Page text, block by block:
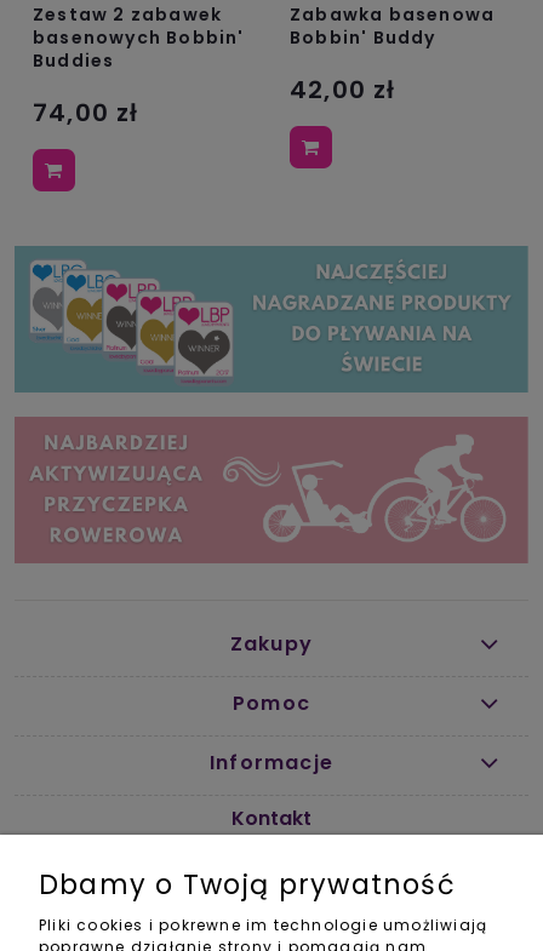
Zestaw 2 zabawek
basenowych Bobbin'
Buddies
74,00 zł
Zabawka basenowa
Bobbin' Buddy
42,00 zł
Zakupy
Pomoc
Informacje
Kontakt
+48 733 531 534
pon-pt w godz. 11-14
Social Media
Dbamy o Twoją prywatność
Pliki cookies i pokrewne im technologie umożliwiają
poprawne działanie strony i pomagają nam